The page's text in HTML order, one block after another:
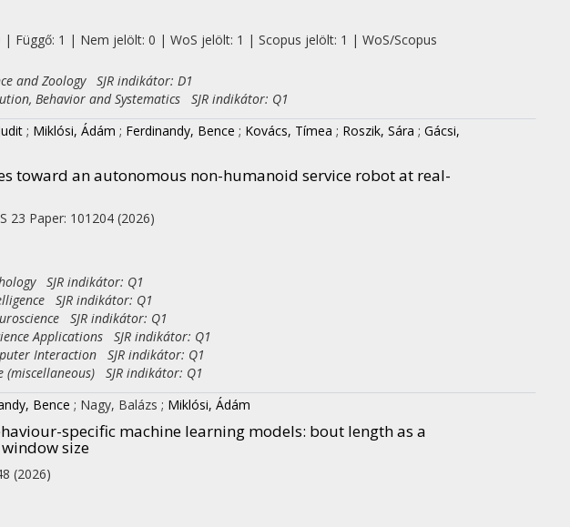
| Függő: 1 | Nem jelölt: 0 | WoS jelölt: 1 | Scopus jelölt: 1 | WoS/Scopus
and Zoology SJR indikátor: D1
Behavior and Systematics SJR indikátor: Q1
; Miklósi, Ádám ; Ferdinandy, Bence ; Kovács, Tímea ; Roszik, Sára ; Gácsi,
toward an autonomous non-humanoid service robot at real-
23 Paper: 101204 (2026)
SJR indikátor: Q1
SJR indikátor: Q1
SJR indikátor: Q1
Applications SJR indikátor: Q1
Interaction SJR indikátor: Q1
SJR indikátor: Q1
Bence ; Nagy, Balázs ; Miklósi, Ádám
specific machine learning models: bout length as a
size
(2026)